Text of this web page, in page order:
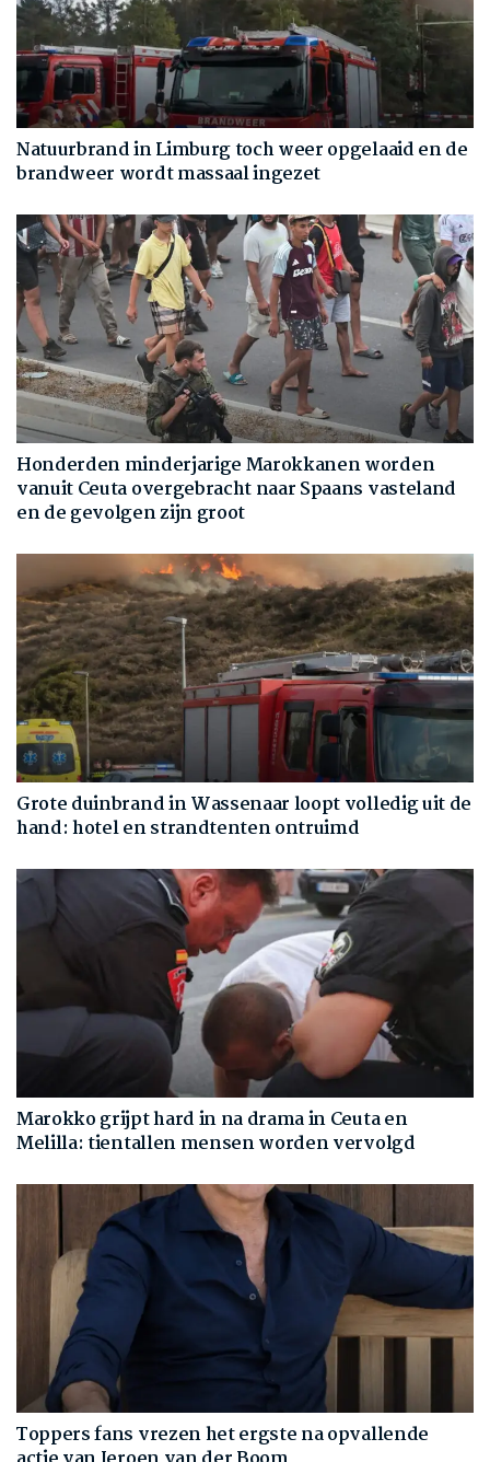
Natuurbrand in Limburg toch weer opgelaaid en de
brandweer wordt massaal ingezet
Honderden minderjarige Marokkanen worden
vanuit Ceuta overgebracht naar Spaans vasteland
en de gevolgen zijn groot
Grote duinbrand in Wassenaar loopt volledig uit de
hand: hotel en strandtenten ontruimd
Marokko grijpt hard in na drama in Ceuta en
Melilla: tientallen mensen worden vervolgd
Toppers fans vrezen het ergste na opvallende